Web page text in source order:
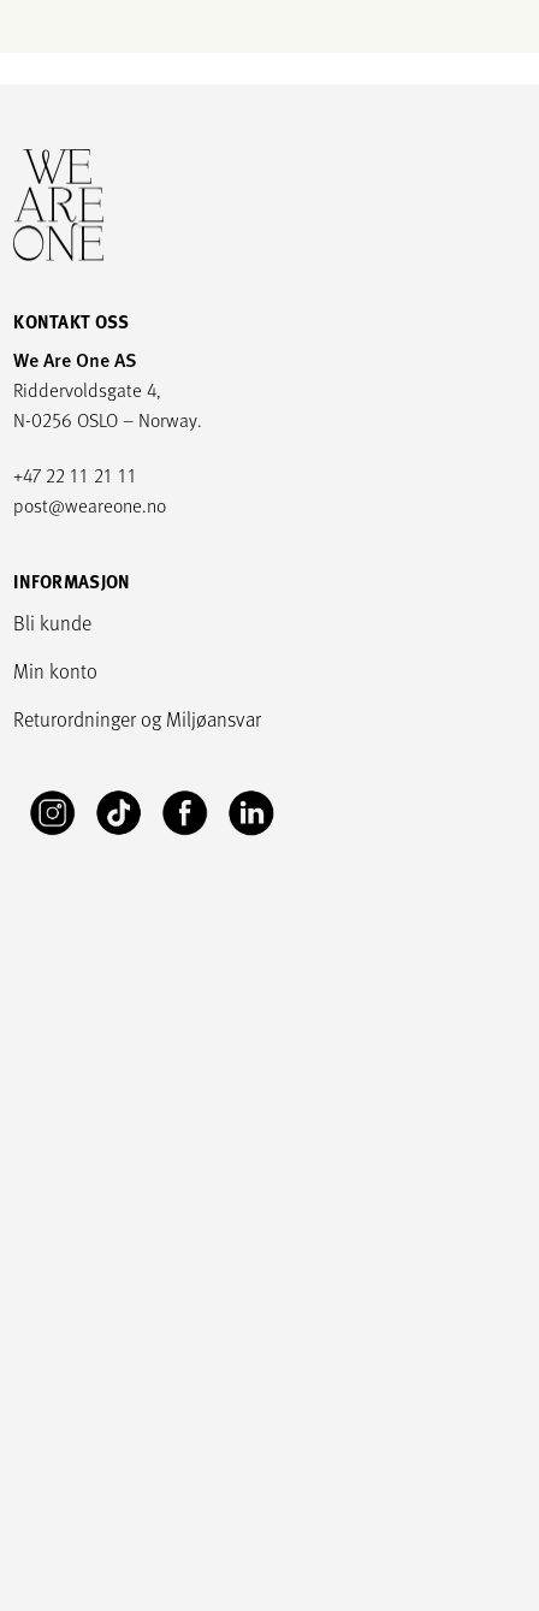
KONTAKT OSS
We Are One AS
Riddervoldsgate 4,
N-0256 OSLO – Norway.
+47 22 11 21 11
post@weareone.no
INFORMASJON
Bli kunde
Min konto
Returordninger og Miljøansvar